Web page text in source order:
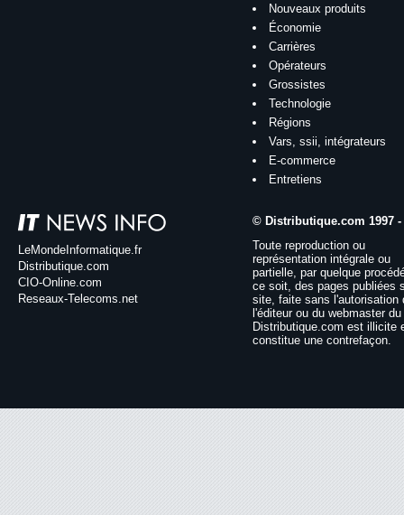
Nouveaux produits
Économie
Carrières
Opérateurs
Grossistes
Technologie
Régions
Vars, ssii, intégrateurs
E-commerce
Entretiens
LeMondeInformatique.fr
Distributique.com
CIO-Online.com
Reseaux-Telecoms.net
© Distributique.com 1997 -
Toute reproduction ou
représentation intégrale ou
partielle, par quelque
ce soit, des pages publiées
site, faite sans l'autorisation
l'éditeur ou du webmaster
Distributique.com est illicite
constitue une contrefaçon.